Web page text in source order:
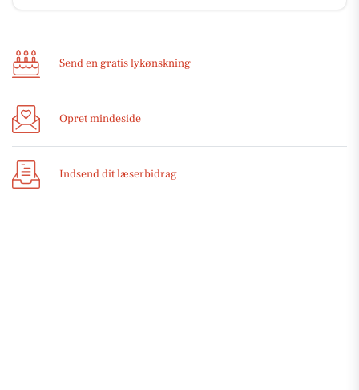
Send en gratis lykønskning
Opret mindeside
Indsend dit læserbidrag